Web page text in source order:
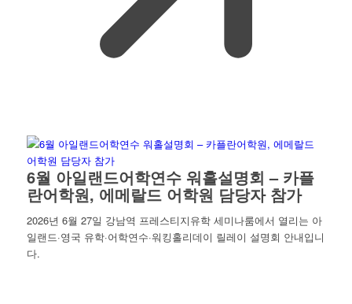
6월 아일랜드어학연수 워홀설명회 – 카플
란어학원, 에메랄드 어학원 담당자 참가
2026년 6월 27일 강남역 프레스티지유학 세미나룸에서 열리는 아
일랜드·영국 유학·어학연수·워킹홀리데이 릴레이 설명회 안내입니
다.